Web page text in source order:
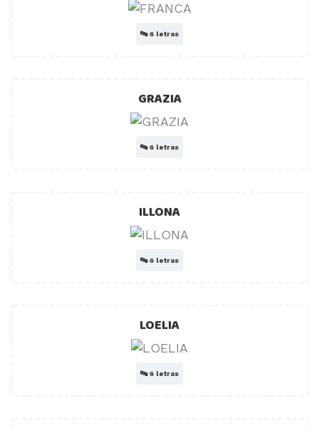
🔤6 letras
GRAZIA
🔤6 letras
ILLONA
🔤6 letras
LOELIA
🔤6 letras